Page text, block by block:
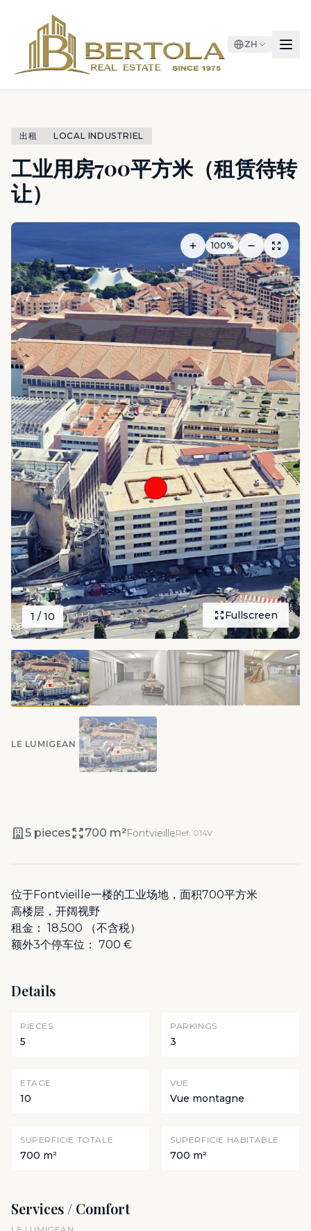
ZH
出租 LOCAL INDUSTRIEL
工业用房700平方米（租赁待转
让）
100%
Fullscreen
1 / 10
LE LUMIGEAN
5 pieces 700 m²FontvieilleRef: 014V
位于Fontvieille一楼的工业场地，面积700平方米
高楼层，开阔视野
租金： 18,500 （不含税）
额外3个停车位： 700 €
Details
PIECES
5
PARKINGS
3
ETAGE
10
VUE
Vue montagne
SUPERFICIE TOTALE
700 m²
SUPERFICIE HABITABLE
700 m²
Services / Comfort